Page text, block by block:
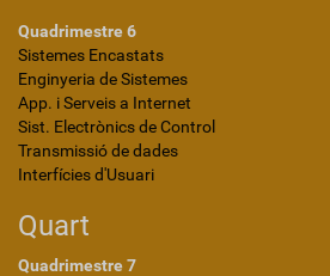
Quadrimestre 6
Sistemes Encastats
Enginyeria de Sistemes
App. i Serveis a Internet
Sist. Electrònics de Control
Transmissió de dades
Interfícies d'Usuari
Quart
Quadrimestre 7